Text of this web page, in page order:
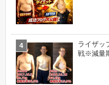
ライザッ
戦※減量